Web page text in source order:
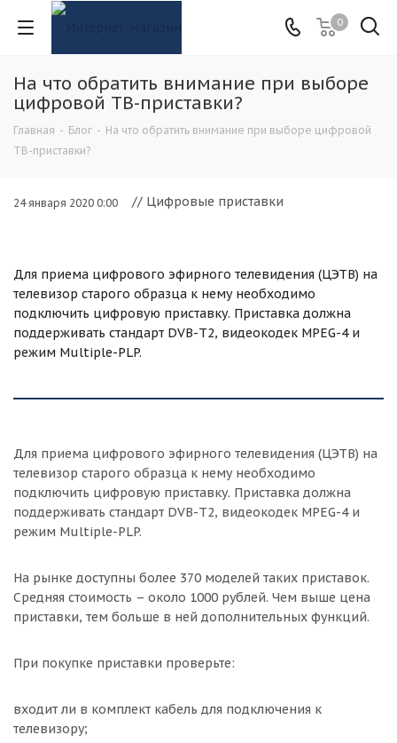
0
На что обратить внимание при выборе
цифровой ТВ-приставки?
Главная - Блог - На что обратить внимание при выборе цифровой
ТВ-приставки?
24 января 2020 0:00 // Цифровые приставки
Для приема цифрового эфирного телевидения (ЦЭТВ) на
телевизор старого образца к нему необходимо
подключить цифровую приставку. Приставка должна
поддерживать стандарт DVB-T2, видеокодек MPEG-4 и
режим Multiple-PLP.
Для приема цифрового эфирного телевидения (ЦЭТВ) на
телевизор старого образца к нему необходимо
подключить цифровую приставку. Приставка должна
поддерживать стандарт DVB-T2, видеокодек MPEG-4 и
режим Multiple-PLP.
На рынке доступны более 370 моделей таких приставок.
Средняя стоимость – около 1000 рублей. Чем выше цена
приставки, тем больше в ней дополнительных функций.
При покупке приставки проверьте:
входит ли в комплект кабель для подключения к
телевизору;